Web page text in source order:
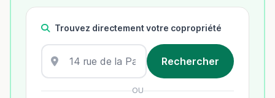
Trouvez directement votre copropriété
OU